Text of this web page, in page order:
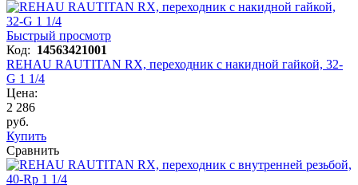
Быстрый просмотр
Код: 14563421001
REHAU RAUTITAN RX, переходник с накидной гайкой, 32-
G 1 1/4
Цена:
2 286
руб.
Купить
Сравнить